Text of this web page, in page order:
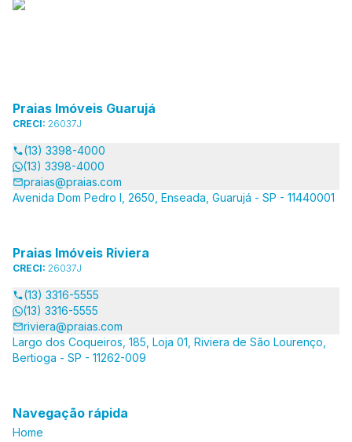
Praias Imóveis Guarujá
CRECI: 26037J
(13) 3398-4000
(13) 3398-4000
praias@praias.com
Avenida Dom Pedro I, 2650, Enseada, Guarujá - SP - 11440001
Praias Imóveis Riviera
CRECI: 26037J
(13) 3316-5555
(13) 3316-5555
riviera@praias.com
Largo dos Coqueiros, 185, Loja 01, Riviera de São Lourenço,
Bertioga - SP - 11262-009
Navegação rápida
Home